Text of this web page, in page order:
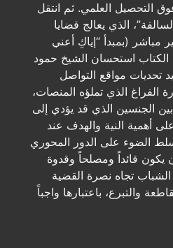
التحصيل العلمي. ثم انتقل
الذي يعالج قضايا
مباشر (بمبدأ “إياكِ أعني
الكتاب استحسان الشيخ حمود
تحديات مواقع التواصل
الفراغ الذي تملؤه المنصات،
الجنسين الذي قد يؤدي إلى
أهمية النية والهدف عند
الضوء على الدور المحوري
يكون قائداً ومصلحاً وقدوة
تجاه نصرة القضية
والتبرع، باعتبارها واجباً